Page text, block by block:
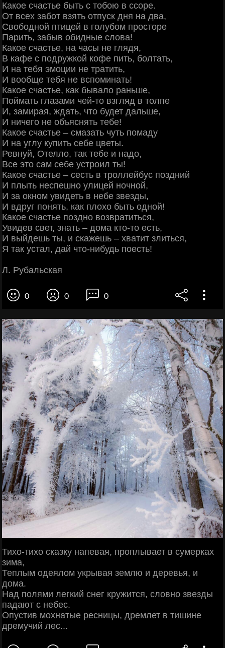
Какое счастье быть с тобою в ссоре.
От всех забот взять отпуск дня на два,
Свободной птицей в голубом просторе
Парить, забыв обидные слова!
Какое счастье, на часы не глядя,
В кафе с подружкой кофе пить, болтать,
И на тебя эмоции не тратить,
И вообще тебя не вспоминать!
Какое счастье, как бывало раньше,
Поймать глазами чей-то взгляд в толпе
И, замирая, ждать, что будет дальше,
И ничего не объяснять тебе!
Какое счастье – смазать чуть помаду
И на углу купить себе цветы.
Ревнуй, Отелло, так тебе и надо,
Все это сам себе устроил ты!
Какое счастье – сесть в троллейбус поздний
И плыть неспешно улицей ночной,
И за окном увидеть в небе звезды,
И вдруг понять, как плохо быть одной!
Какое счастье поздно возвратиться,
Увидев свет, знать – дома кто-то есть,
И выйдешь ты, и скажешь – хватит злиться,
Я так устал, дай что-нибудь поесть!
Л. Рубальская
0 0 0
Тихо-тихо сказку напевая, проплывает в сумерках
зима,
Теплым одеялом укрывая землю и деревья, и
дома.
Над полями легкий снег кружится, словно звезды
падают с небес.
Опустив мохнатые ресницы, дремлет в тишине
дремучий лес...